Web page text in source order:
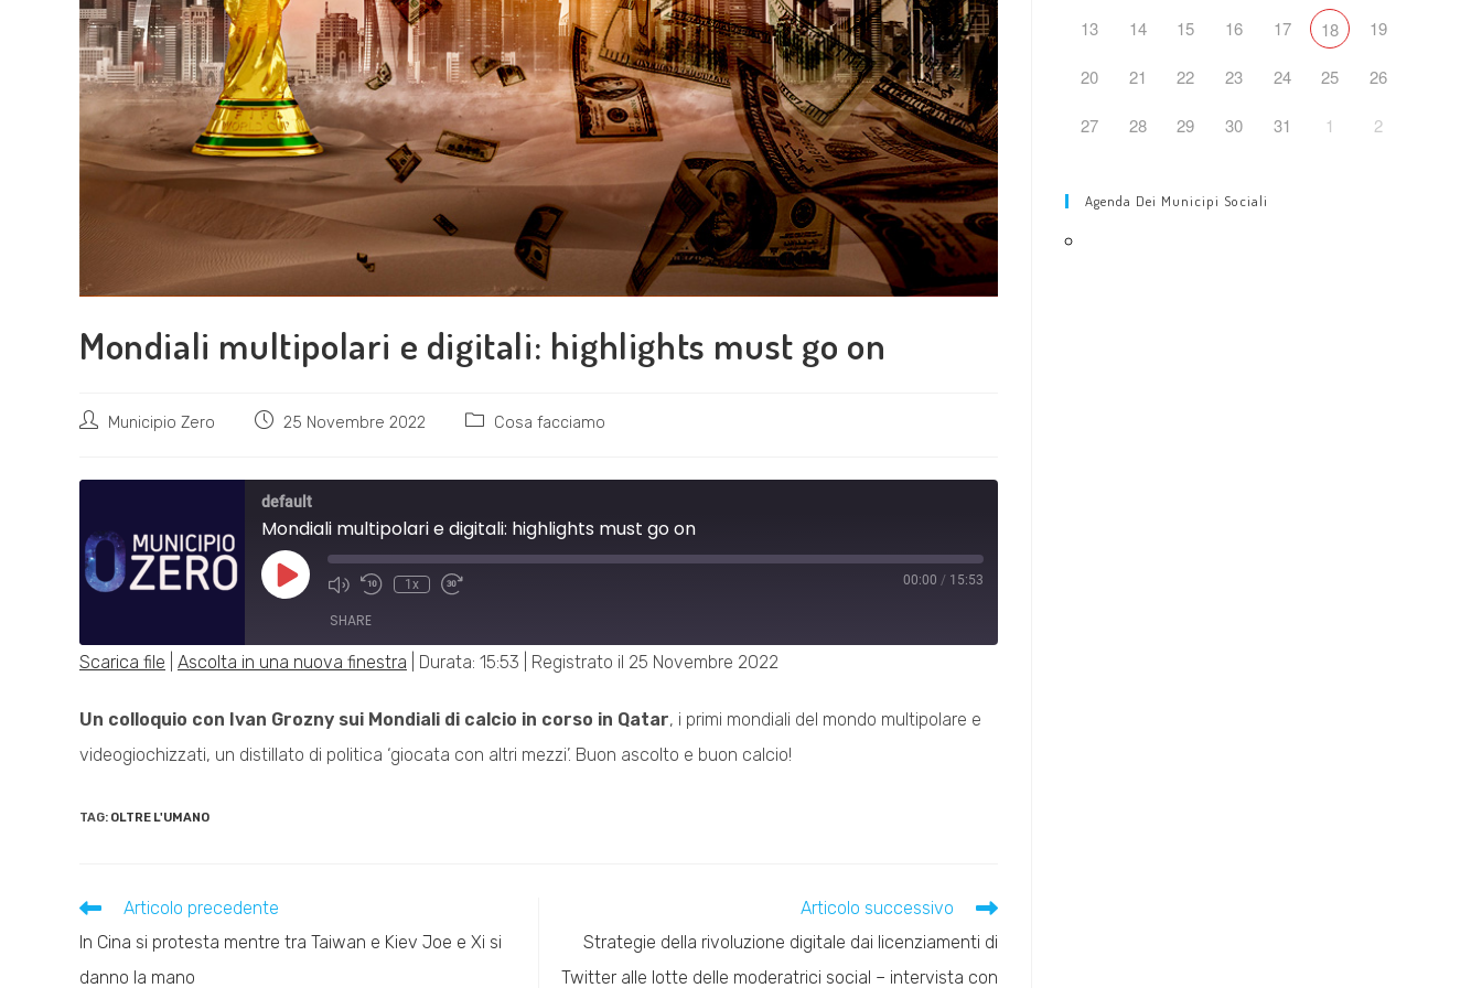
web
Mondiali multipolari e digitali: highlights must go on
AutoreMunicipio Zero
Articolo25 Novembre 2022
Categoria
Cosa facciamo
default
Mondiali multipolari e digitali: highlights must go on
Play
EpisodeMute/Unmute
Rewind
1x
Fast
00:00 / 15:53
SHARE
Scarica file Ascolta in una nuova finestra Durata: 15:53 Registrato il 25 Novembre 2022
Un colloquio con Ivan Grozny sui Mondiali di calcio in corso in Qatar, i primi mondiali del mondo multipolare e
videogiochizzati, un distillato di politica ‘giocata con altri mezzi’. Buon ascolto e buon calcio!
TAG: OLTRE L'UMANO
Leggi
articoli
Articolo precedente
In Cina si protesta mentre tra Taiwan e Kiev Joe e Xi si
danno la mano
Articolo successivo
Strategie della rivoluzione digitale dai licenziamenti di
Twitter alle lotte delle moderatrici social – intervista con
13 14 15 16 17 18 19
20 21 22 23 24 25 26
27 28 29 30 31 1 2
Agenda Dei Municipi Sociali